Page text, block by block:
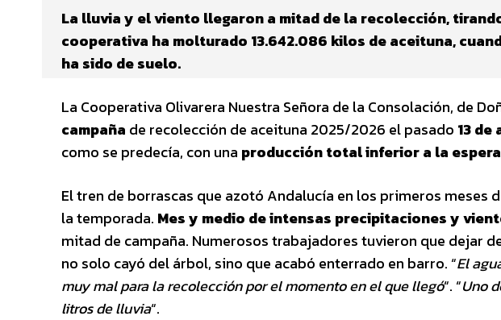
La lluvia y el viento llegaron a mitad de la recolección,
cooperativa ha molturado 13.642.086 kilos de aceituna,
ha sido de suelo.
La Cooperativa Olivarera Nuestra Señora de la Consolación, de
campaña de recolección de aceituna 2025/2026 el pasado 13 de
como se predecía, con una producción total inferior a la
El tren de borrascas que azotó Andalucía en los primeros meses
la temporada. Mes y medio de intensas precipitaciones y
mitad de campaña. Numerosos trabajadores tuvieron que dejar
no solo cayó del árbol, sino que acabó enterrado en barro. “El
muy mal para la recolección por el momento en el que llegó“. “Uno
litros de lluvia“.